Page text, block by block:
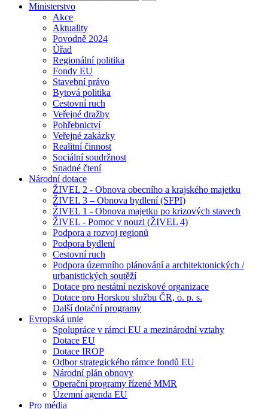
Ministerstvo
Akce
Aktuality
Povodně 2024
Úřad
Regionální politika
Fondy EU
Stavební právo
Bytová politika
Cestovní ruch
Veřejné dražby
Pohřebnictví
Veřejné zakázky
Realitní činnost
Sociální soudržnost
Snadné čtení
Národní dotace
ŽIVEL 2 - Obnova obecního a krajského majetku
ŽIVEL 3 – Obnova bydlení (SFPI)
ŽIVEL 1 - Obnova majetku po krizových stavech
ŽIVEL - Pomoc v nouzi (ŽIVEL 4)
Podpora a rozvoj regionů
Podpora bydlení
Cestovní ruch
Podpora územního plánování a architektonických /
urbanistických soutěží
Dotace pro nestátní neziskové organizace
Dotace pro Horskou službu ČR, o. p. s.
Další dotační programy
Evropská unie
Spolupráce v rámci EU a mezinárodní vztahy
Dotace EU
Dotace IROP
Odbor strategického rámce fondů EU
Národní plán obnovy
Operační programy řízené MMR
Územní agenda EU
Pro média